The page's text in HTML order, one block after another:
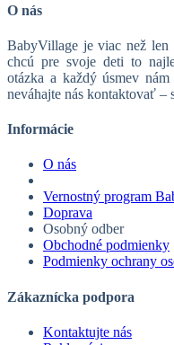
O nás
BabyVillage je viac než
chcú pre svoje deti to
otázka a každý úsmev
neváhajte nás kontaktovať –
Informácie
O nás
Vernostný program
Doprava
Osobný odber
Obchodné podmienky
Podmienky ochrany
Zákaznícka podpora
Kontaktujte nás